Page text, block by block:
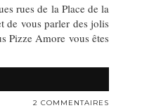
rues de la Place de la
de vous parler des jolis
Pizze Amore vous êtes
2 COMMENTAIRES